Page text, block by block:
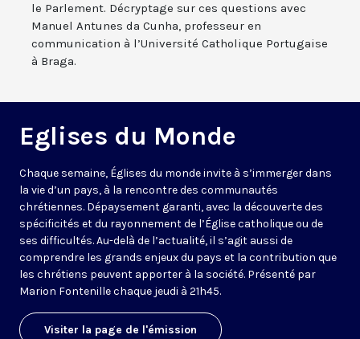
le Parlement. Décryptage sur ces questions avec
Manuel Antunes da Cunha, professeur en
communication à l’Université Catholique Portugaise
à Braga.
Eglises du Monde
Chaque semaine, Églises du monde invite à s’immerger dans
la vie d’un pays, à la rencontre des communautés
chrétiennes. Dépaysement garanti, avec la découverte des
spécificités et du rayonnement de l’Église catholique ou de
ses difficultés. Au-delà de l’actualité, il s’agit aussi de
comprendre les grands enjeux du pays et la contribution que
les chrétiens peuvent apporter à la société. Présenté par
Marion Fontenille chaque jeudi à 21h45.
Visiter la page de l'émission